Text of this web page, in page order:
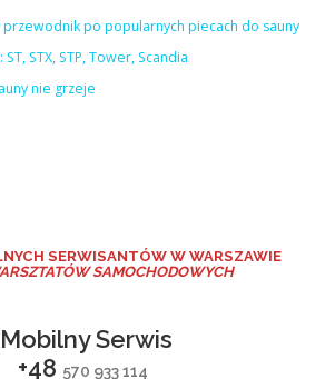
po popularnych piecach do sauny
STX, STP, Tower, Scandia
nie grzeje
SERWISANTÓW W WARSZAWIE
SAMOCHODOWYCH
Mobilny Serwis
+48 570 933 114